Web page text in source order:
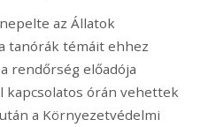
az Állatok
tanórák témáit ehhez
rendőrség előadója
kapcsolatos órán vehettek
a Környezetvédelmi